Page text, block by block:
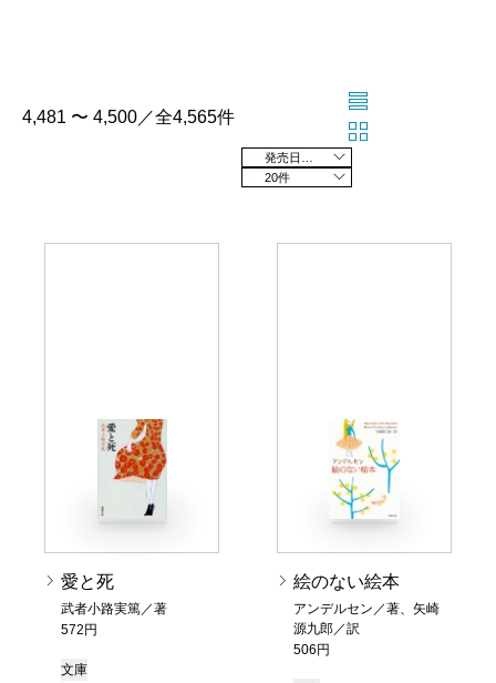
4,481 〜 4,500／全4,565件
20件
愛と死
武者小路実篤／著
572円
文庫
絵のない絵本
アンデルセン／著、矢崎
源九郎／訳
506円